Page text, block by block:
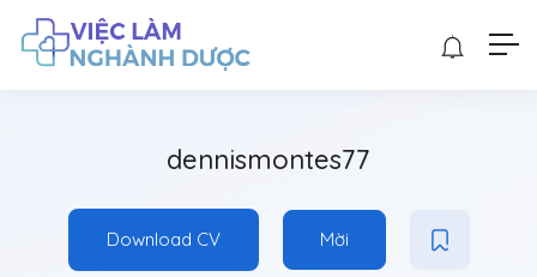
dennismontes77
Download CV Mời